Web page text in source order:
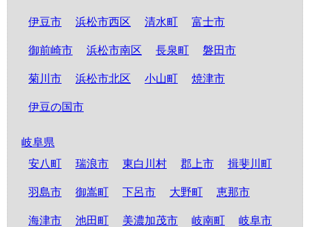
伊豆市 浜松市西区 清水町 富士市
御前崎市 浜松市南区 長泉町 磐田市
菊川市 浜松市北区 小山町 焼津市
伊豆の国市
岐阜県
安八町
瑞浪市 東白川村 郡上市 揖斐川町
羽島市 御嵩町 下呂市 大野町 恵那市
海津市 池田町 美濃加茂市 岐南町 岐阜市